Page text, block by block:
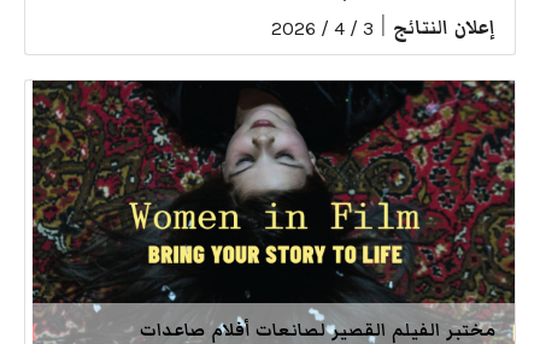
إعلان النتائج 3 / 4 / 2026
مختبر الفيلم القصير لصانعات أفلام صاعدات